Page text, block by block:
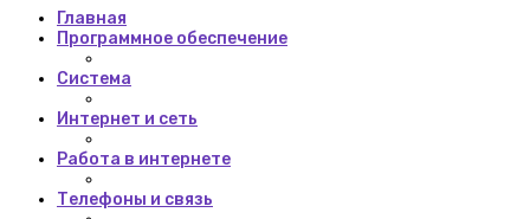
Главная
Программное обеспечение
Система
Интернет и сеть
Работа в интернете
Телефоны и связь